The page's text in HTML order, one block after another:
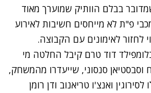
בבלם הוותיק שמוערך מאוד
פ"ת לא מייחסים חשיבות לאירוע
לחזור לאימונים עם הקבוצה.
דוד טרם קיבל החלטה מי
וסבסטיאן סנסוני, שייעדרו מהמשחק,
ואנצ'ו טריאנוב ודן רומן